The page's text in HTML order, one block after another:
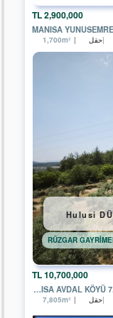
المكاتب
مصنع
أرض
للسكن
فقط
تجمع
سكني
حديقة
أرض
للسكن
أو
للتجارة
2,900,000 TL
MANISA
حقل 1,700m²
10,700,000 TL
MANISA AVDAL KÖYÜ 7.805 M² ELEKTRIK VE SUYU VAR YOLA CEPHELI
حقل 7,805m²
Hulusi